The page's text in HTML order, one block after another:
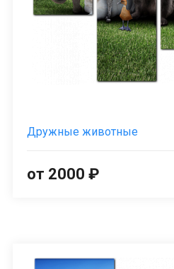
Дружные животные
от 2000 ₽